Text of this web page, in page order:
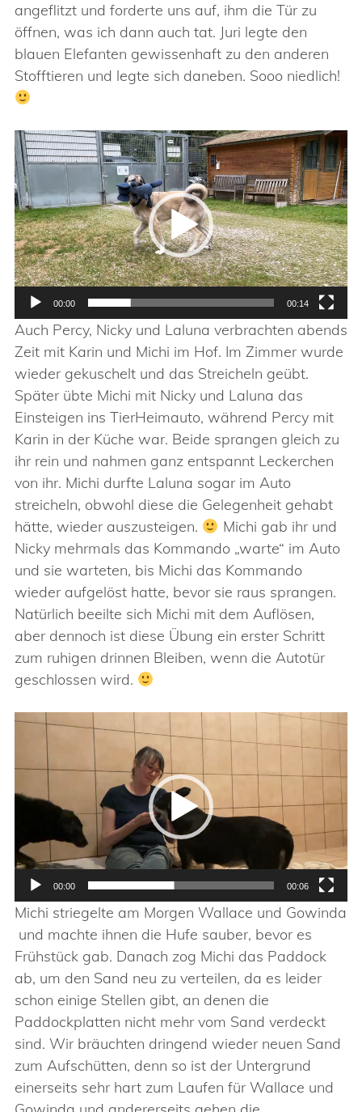
angeflitzt und forderte uns auf, ihm die Tür zu
öffnen, was ich dann auch tat. Juri legte den
blauen Elefanten gewissenhaft zu den anderen
Stofftieren und legte sich daneben. Sooo niedlich!
Video-
Player
00:00 00:14
Auch Percy, Nicky und Laluna verbrachten abends
Zeit mit Karin und Michi im Hof. Im Zimmer wurde
wieder gekuschelt und das Streicheln geübt.
Später übte Michi mit Nicky und Laluna das
Einsteigen ins TierHeimauto, während Percy mit
Karin in der Küche war. Beide sprangen gleich zu
ihr rein und nahmen ganz entspannt Leckerchen
von ihr. Michi durfte Laluna sogar im Auto
streicheln, obwohl diese die Gelegenheit gehabt
hätte, wieder auszusteigen.
Michi gab ihr und
Nicky mehrmals das Kommando „warte“ im Auto
und sie warteten, bis Michi das Kommando
wieder aufgelöst hatte, bevor sie raus sprangen.
Natürlich beeilte sich Michi mit dem Auflösen,
aber dennoch ist diese Übung ein erster Schritt
zum ruhigen drinnen Bleiben, wenn die Autotür
geschlossen wird.
Video-
Player
00:00 00:06
Michi striegelte am Morgen Wallace und Gowinda
und machte ihnen die Hufe sauber, bevor es
Frühstück gab. Danach zog Michi das Paddock
ab, um den Sand neu zu verteilen, da es leider
schon einige Stellen gibt, an denen die
Paddockplatten nicht mehr vom Sand verdeckt
sind. Wir bräuchten dringend wieder neuen Sand
zum Aufschütten, denn so ist der Untergrund
einerseits sehr hart zum Laufen für Wallace und